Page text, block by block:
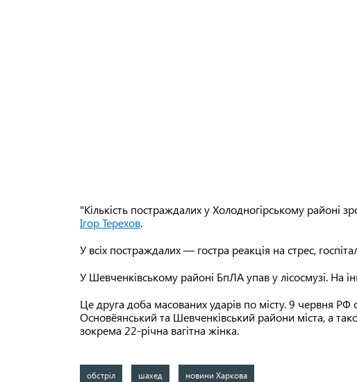
"Кількість постраждалих у Холодногірському районі
Ігор Терехов.
У всіх постраждалих — гостра реакція на стрес,
У Шевченківському районі БпЛА упав у лісосмузі. На
Це друга доба масованих ударів по місту. 9 червня РФ
Основёянський та Шевченківський райони міста, а
зокрема 22-річна вагітна жінка.
обстріл шахед новини Харкова